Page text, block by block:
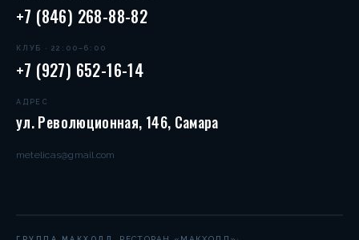
+7 (846) 268-88-82
КЛУБ · 22:00–6:00
+7 (927) 652-16-14
АДРЕС
ул. Революционная, 146, Самара
metelicas@gmail.com